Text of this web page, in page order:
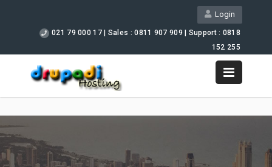
Login
021 79 000 17 | Sales : 0811 907 909 | Support : 0818
152 255
Support